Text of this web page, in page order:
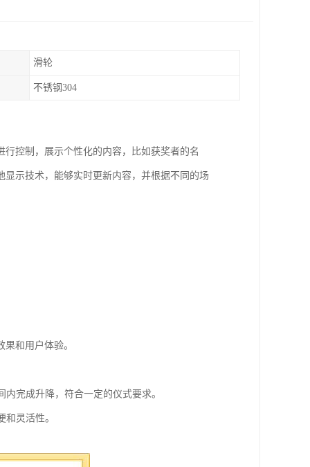
滑轮
不锈钢304
控制，展示个性化的内容，比如获奖者的名
示技术，能够实时更新内容，并根据不同的场
和用户体验。
完成升降，符合一定的仪式要求。
灵活性。